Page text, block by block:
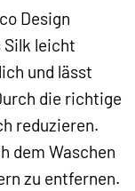
Design
Silk leicht
und lässt
die richtige
reduzieren.
dem Waschen
zu entfernen.